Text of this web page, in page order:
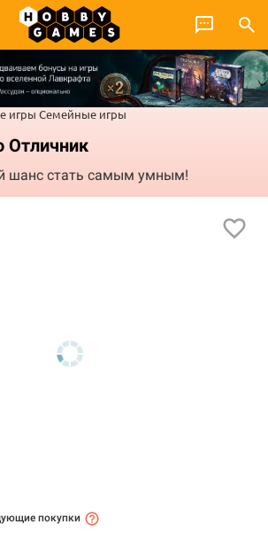
игры Семейные игры
шанс стать самым умным!
покупки